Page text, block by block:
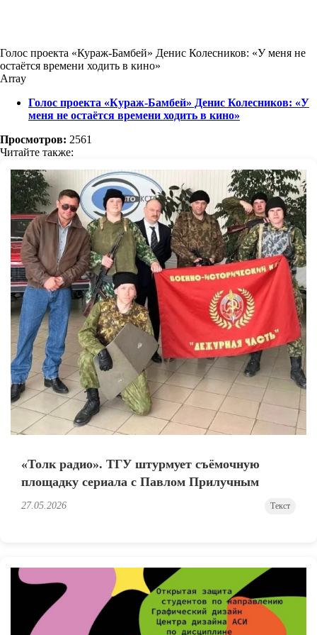
Голос проекта «Кураж-Бамбей» Денис Колесников: «У меня не
остаётся времени ходить в кино»
Array
Голос проекта «Кураж-Бамбей» Денис Колесников: «У
меня не остаётся времени ходить в кино»
Просмотров: 2561
Читайте также:
«Толк радио». ТГУ штурмует съёмочную
площадку сериала с Павлом Прилучным
27.05.2026 Текст